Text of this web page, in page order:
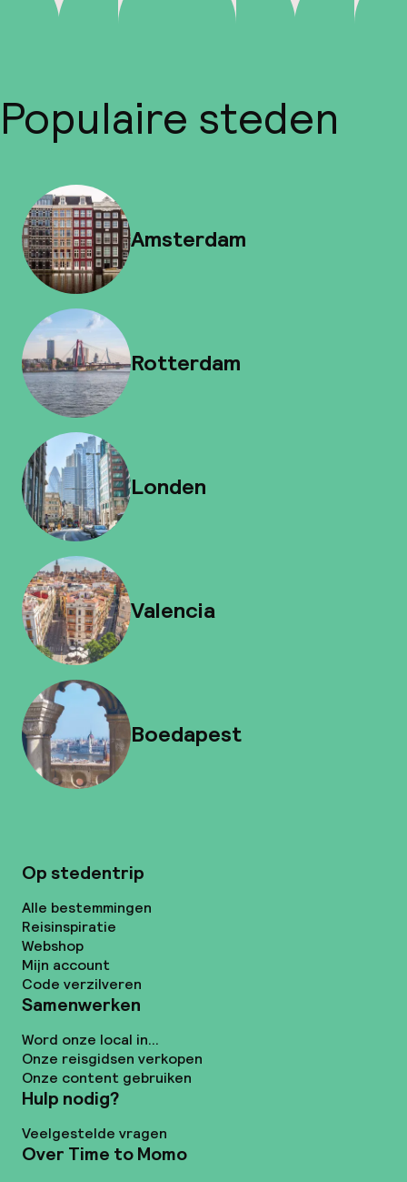
Populaire steden
Amsterdam
Rotterdam
Londen
Valencia
Boedapest
Op stedentrip
Alle bestemmingen
Reisinspiratie
Webshop
Mijn account
Code verzilveren
Samenwerken
Word onze local in...
Onze reisgidsen verkopen
Onze content gebruiken
Hulp nodig?
Veelgestelde vragen
Over Time to Momo